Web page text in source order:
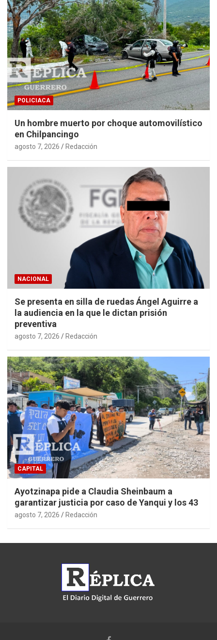
POLICIACA
Un hombre muerto por choque automovilístico
en Chilpancingo
agosto 7, 2026 Redacción
NACIONAL
Se presenta en silla de ruedas Ángel Aguirre a
la audiencia en la que le dictan prisión
preventiva
agosto 7, 2026 Redacción
CAPITAL
Ayotzinapa pide a Claudia Sheinbaum a
garantizar justicia por caso de Yanqui y los 43
agosto 7, 2026 Redacción